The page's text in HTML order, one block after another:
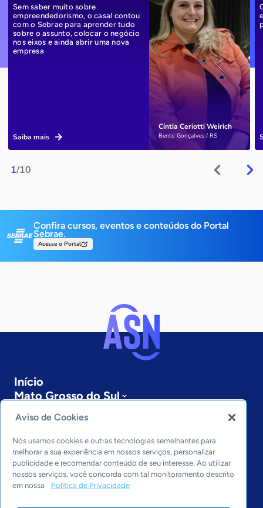
1/10
Cíntia Ceriotti Weirich
Bento Gonçalves / RS
Sem saber muito sobre
empreendedorismo, o casal contou
com o Sebrae para aprender tudo
sobre o assunto, colocar o negócio
nos eixos e ainda abrir uma nova
empresa
Saiba mais
Confira cursos, eventos e conteúdos do Portal
Sebrae.
Acesse o Portal
Início
Mato Grosso do Sul
Sobre a ASN
Últimas notícias
Entre em contato
Editorias
Economia & Política
Inovação & Tecnologia
Cultura empreendedora
Aviso de Cookies
Nós usamos cookies e outras tecnologias semelhantes para
melhorar a sua experiência em nossos serviços, personalizar
publicidade e recomendar conteúdo de seu interesse. Ao utilizar
nossos serviços, você concorda com tal monitoramento descrito
em nossa
Política de Privacidade